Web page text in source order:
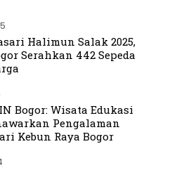
Halimun Salak 2025,
Serahkan 442 Sepeda
Bogor: Wisata Edukasi
Pengalaman
Kebun Raya Bogor